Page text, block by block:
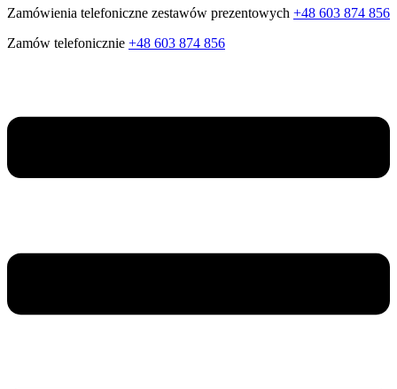
Zamówienia telefoniczne zestawów prezentowych +48 603 874 856
Zamów telefonicznie +48 603 874 856